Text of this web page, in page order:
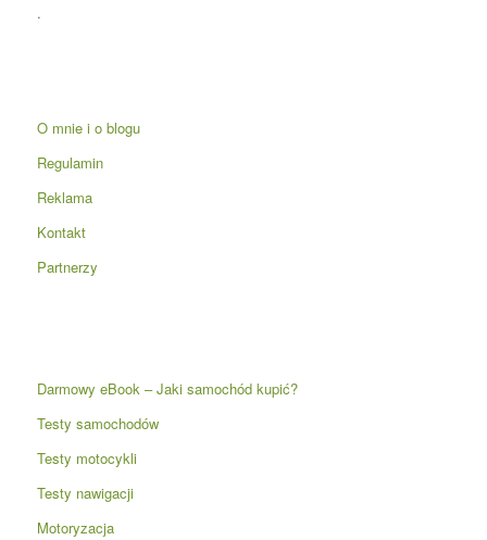
.
O mnie i o blogu
Regulamin
Reklama
Kontakt
Partnerzy
Darmowy eBook – Jaki samochód kupić?
Testy samochodów
Testy motocykli
Testy nawigacji
Motoryzacja